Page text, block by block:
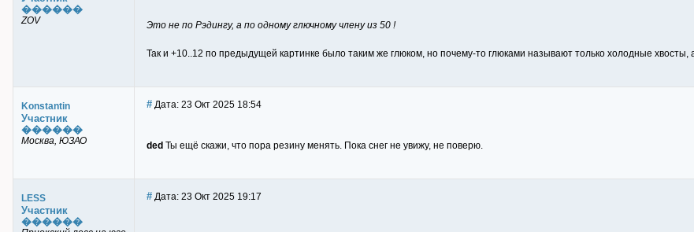
������
ZOV Это не по Рэдингу, а по одному глючному члену из 50 !
Так и +10..12 по предыдущей картинке было таким же глюком, но почему-то глюками называют только холодные
Konstantin
Участник
������
Москва, ЮЗАО
# Дата: 23 Окт 2025 18:54
ded Ты ещё скажи, что пора резину менять. Пока снег не увижу, не поверю.
LESS
Участник
������
# Дата: 23 Окт 2025 19:17